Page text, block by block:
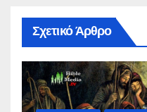
Σχετικό Άρθρο